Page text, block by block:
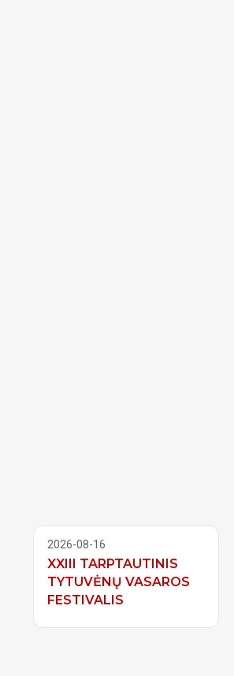
2026-08-16
XXIII TARPTAUTINIS
TYTUVĖNŲ VASAROS
FESTIVALIS